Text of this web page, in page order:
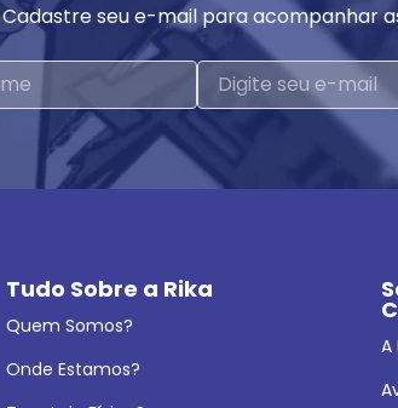
Cadastre seu e-mail para acompanhar
Tudo Sobre a Rika
Quem Somos?
Onde Estamos?
A